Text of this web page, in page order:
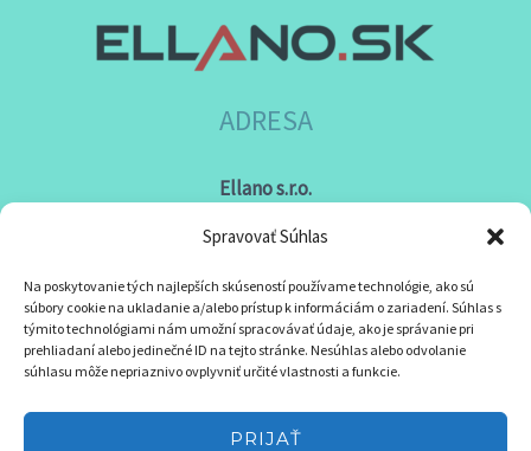
Spravovať Súhlas
Na poskytovanie tých najlepších skúseností používame technológie, ako sú
súbory cookie na ukladanie a/alebo prístup k informáciám o zariadení. Súhlas s
týmito technológiami nám umožní spracovávať údaje, ako je správanie pri
prehliadaní alebo jedinečné ID na tejto stránke. Nesúhlas alebo odvolanie
súhlasu môže nepriaznivo ovplyvniť určité vlastnosti a funkcie.
PRIJAŤ
ADRESA
Ellano s.r.o.
Sídlo: Štiavnička 211/49
Slovenská republika